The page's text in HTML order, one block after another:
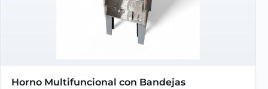
Horno Multifuncional con Bandejas